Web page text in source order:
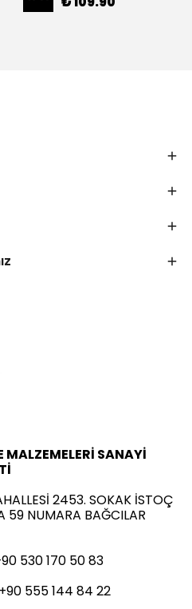
MALZEMELERİ SANAYİ
2453. SOKAK İSTOÇ
59 NUMARA BAĞCILAR
530 170 50 83
+90 555 144 84 22